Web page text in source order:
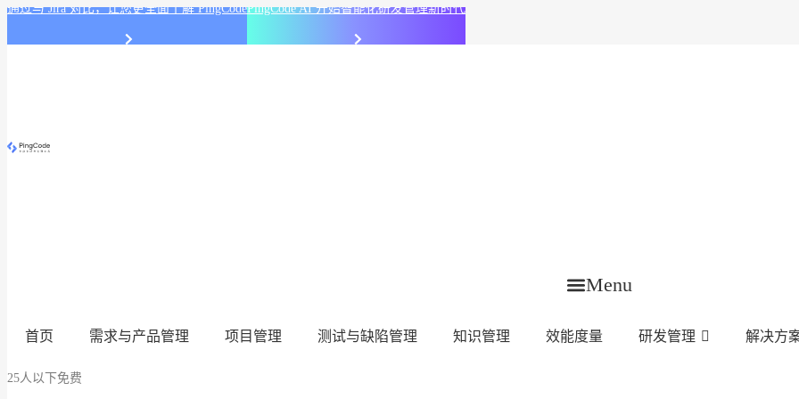
通过与 Jira 对比，让您更全面了解 PingCodePingCode AI 开始智能化研发管理新时代
Menu
首页 需求与产品管理 项目管理 测试与缺陷管理 知识管理 效能度量 研发管理 解决方
25人以下免费